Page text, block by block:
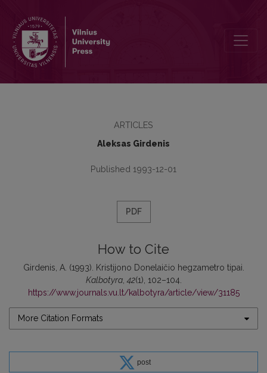
ARTICLES
Aleksas Girdenis
Published 1993-12-01
PDF
How to Cite
Girdenis, A. (1993). Kristijono Donelaičio hegzametro tipai.
Kalbotyra,42(1), 102–104.
https://www.journals.vu.lt/kalbotyra/article/view/31185
More Citation Formats
post